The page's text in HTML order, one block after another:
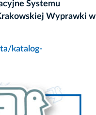
Systemu
Wyprawki w
katalog-